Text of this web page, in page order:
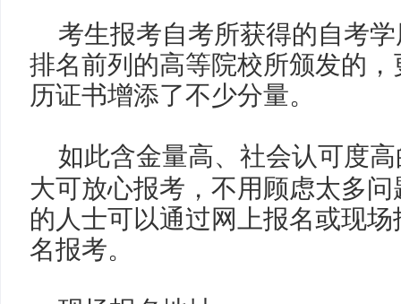
考生报考自考所获得的自考
排名前列的高等院校所颁发的
历证书增添了不少分量。
如此含金量高、社会认可度
大可放心报考，不用顾虑太多
的人士可以通过网上报名或现
名报考。